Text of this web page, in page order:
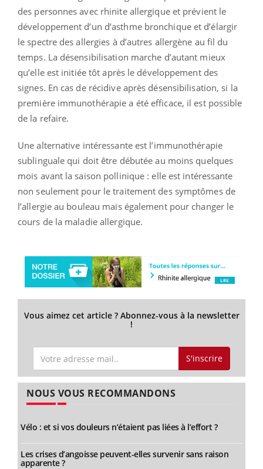
des personnes avec rhinite allergique et prévient le
développement d’un d’asthme bronchique et d’élargir
le spectre des allergies à d’autres allergène au fil du
temps. La désensibilisation marche d’autant mieux
qu’elle est initiée tôt après le développement des
signes. En cas de récidive après désensibilisation, si la
première immunothérapie a été efficace, il est possible
de la refaire.
Une alternative intéressante est l’immunothérapie
sublinguale qui doit être débutée au moins quelques
mois avant la saison pollinique : elle est intéressante
non seulement pour le traitement des symptômes de
l’allergie au bouleau mais également pour changer le
cours de la maladie allergique.
Vous aimez cet article ? Abonnez-vous à la newsletter
!
S'inscrire
NOUS VOUS RECOMMANDONS
Vélo : et si vos douleurs n’étaient pas liées à l’effort ?
Les crises d’angoisse peuvent-elles survenir sans raison
apparente ?